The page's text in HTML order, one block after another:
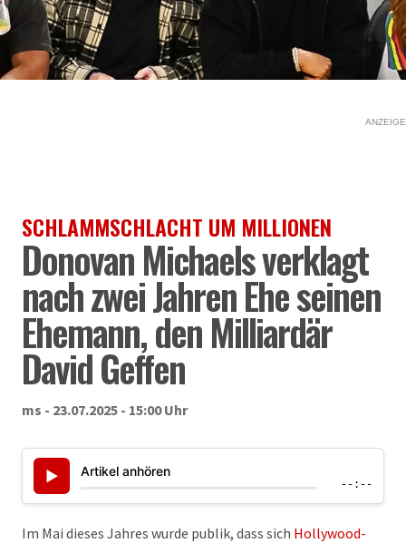
ANZEIGE
SCHLAMMSCHLACHT UM MILLIONEN
Donovan Michaels verklagt
nach zwei Jahren Ehe seinen
Ehemann, den Milliardär
David Geffen
ms - 23.07.2025 - 15:00 Uhr
▶ Artikel anhören
--:--
Im Mai dieses Jahres wurde publik, dass sich Hollywood-